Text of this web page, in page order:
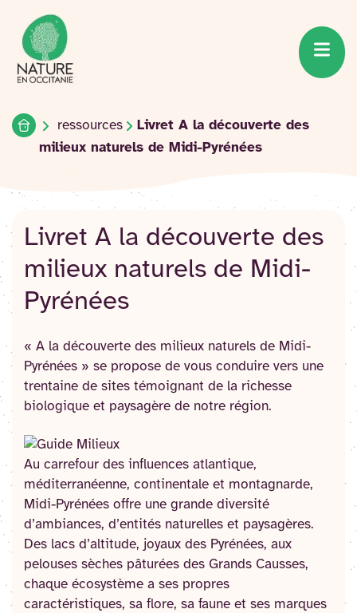
Accéder
au
contenu
Accueil du site
Accueilressources
Livret A la découverte des
milieux naturels de Midi-Pyrénées
Livret A la découverte des
milieux naturels de Midi-
Pyrénées
« A la découverte des milieux naturels de Midi-
Pyrénées » se propose de vous conduire vers une
trentaine de sites témoignant de la richesse
biologique et paysagère de notre région.
Au carrefour des influences atlantique,
méditerranéenne, continentale et montagnarde,
Midi-Pyrénées offre une grande diversité
d’ambiances, d’entités naturelles et paysagères.
Des lacs d’altitude, joyaux des Pyrénées, aux
pelouses sèches pâturées des Grands Causses,
chaque écosystème a ses propres
caractéristiques, sa flore, sa faune et ses marques